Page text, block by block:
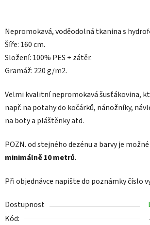
Nepromokavá, voděodolná tkanina s
Šíře: 160 cm.
Složení: 100% PES + zátěr.
Gramáž: 220 g/m2.
Velmi kvalitní nepromokavá šusťákovina,
např. na potahy do kočárků, nánožníky,
na boty a pláštěnky atd.
POZN.od stejného dezénu a barvy je
minimálně 10 metrů.
Při objednávce napište do poznámky číslo
Dostupnost
Kód: